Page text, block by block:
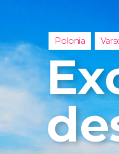
Polonia